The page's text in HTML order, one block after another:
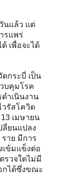
นแล้ว แต่
รแพร่
เพื่อจะได้
กระบี่ เป็น
บคุมโรค
ำเนินงาน
วรัสโควิด
เมษายน
ลี่ยนแปลง
าย มีการ
เข้มแข็งต่อ
รวจใดไม่มี
กได้ซึ่งขณะ